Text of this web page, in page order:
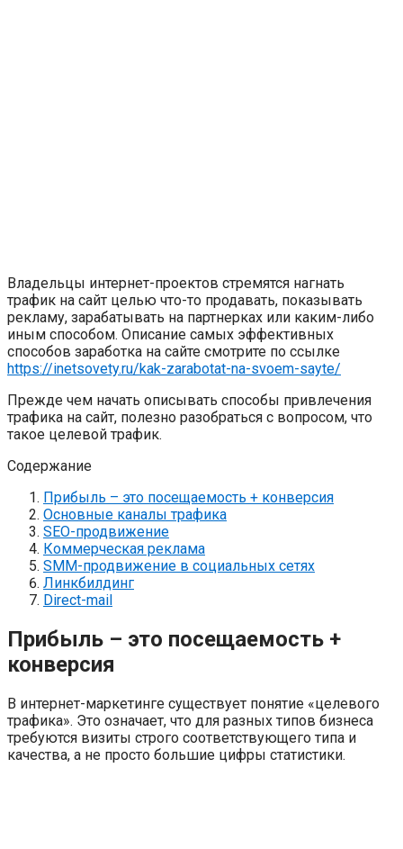
Владельцы интернет-проектов стремятся нагнать
трафик на сайт целью что-то продавать, показывать
рекламу, зарабатывать на партнерках или каким-либо
иным способом. Описание самых эффективных
способов заработка на сайте смотрите по ссылке
https://inetsovety.ru/kak-zarabotat-na-svoem-sayte/
Прежде чем начать описывать способы привлечения
трафика на сайт, полезно разобраться с вопросом, что
такое целевой трафик.
Содержание
Прибыль – это посещаемость + конверсия
Основные каналы трафика
SEO-продвижение
Коммерческая реклама
SMM-продвижение в социальных сетях
Линкбилдинг
Direct-mail
Прибыль – это посещаемость +
конверсия
В интернет-маркетинге существует понятие «целевого
трафика». Это означает, что для разных типов бизнеса
требуются визиты строго соответствующего типа и
качества, а не просто большие цифры статистики.